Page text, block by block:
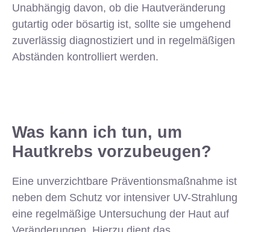
Unabhängig davon, ob die Hautveränderung
gutartig oder bösartig ist, sollte sie umgehend
zuverlässig diagnostiziert und in regelmäßigen
Abständen kontrolliert werden.
Was kann ich tun, um
Hautkrebs vorzubeugen?
Eine unverzichtbare Präventionsmaßnahme ist
neben dem Schutz vor intensiver UV-Strahlung
eine regelmäßige Untersuchung der Haut auf